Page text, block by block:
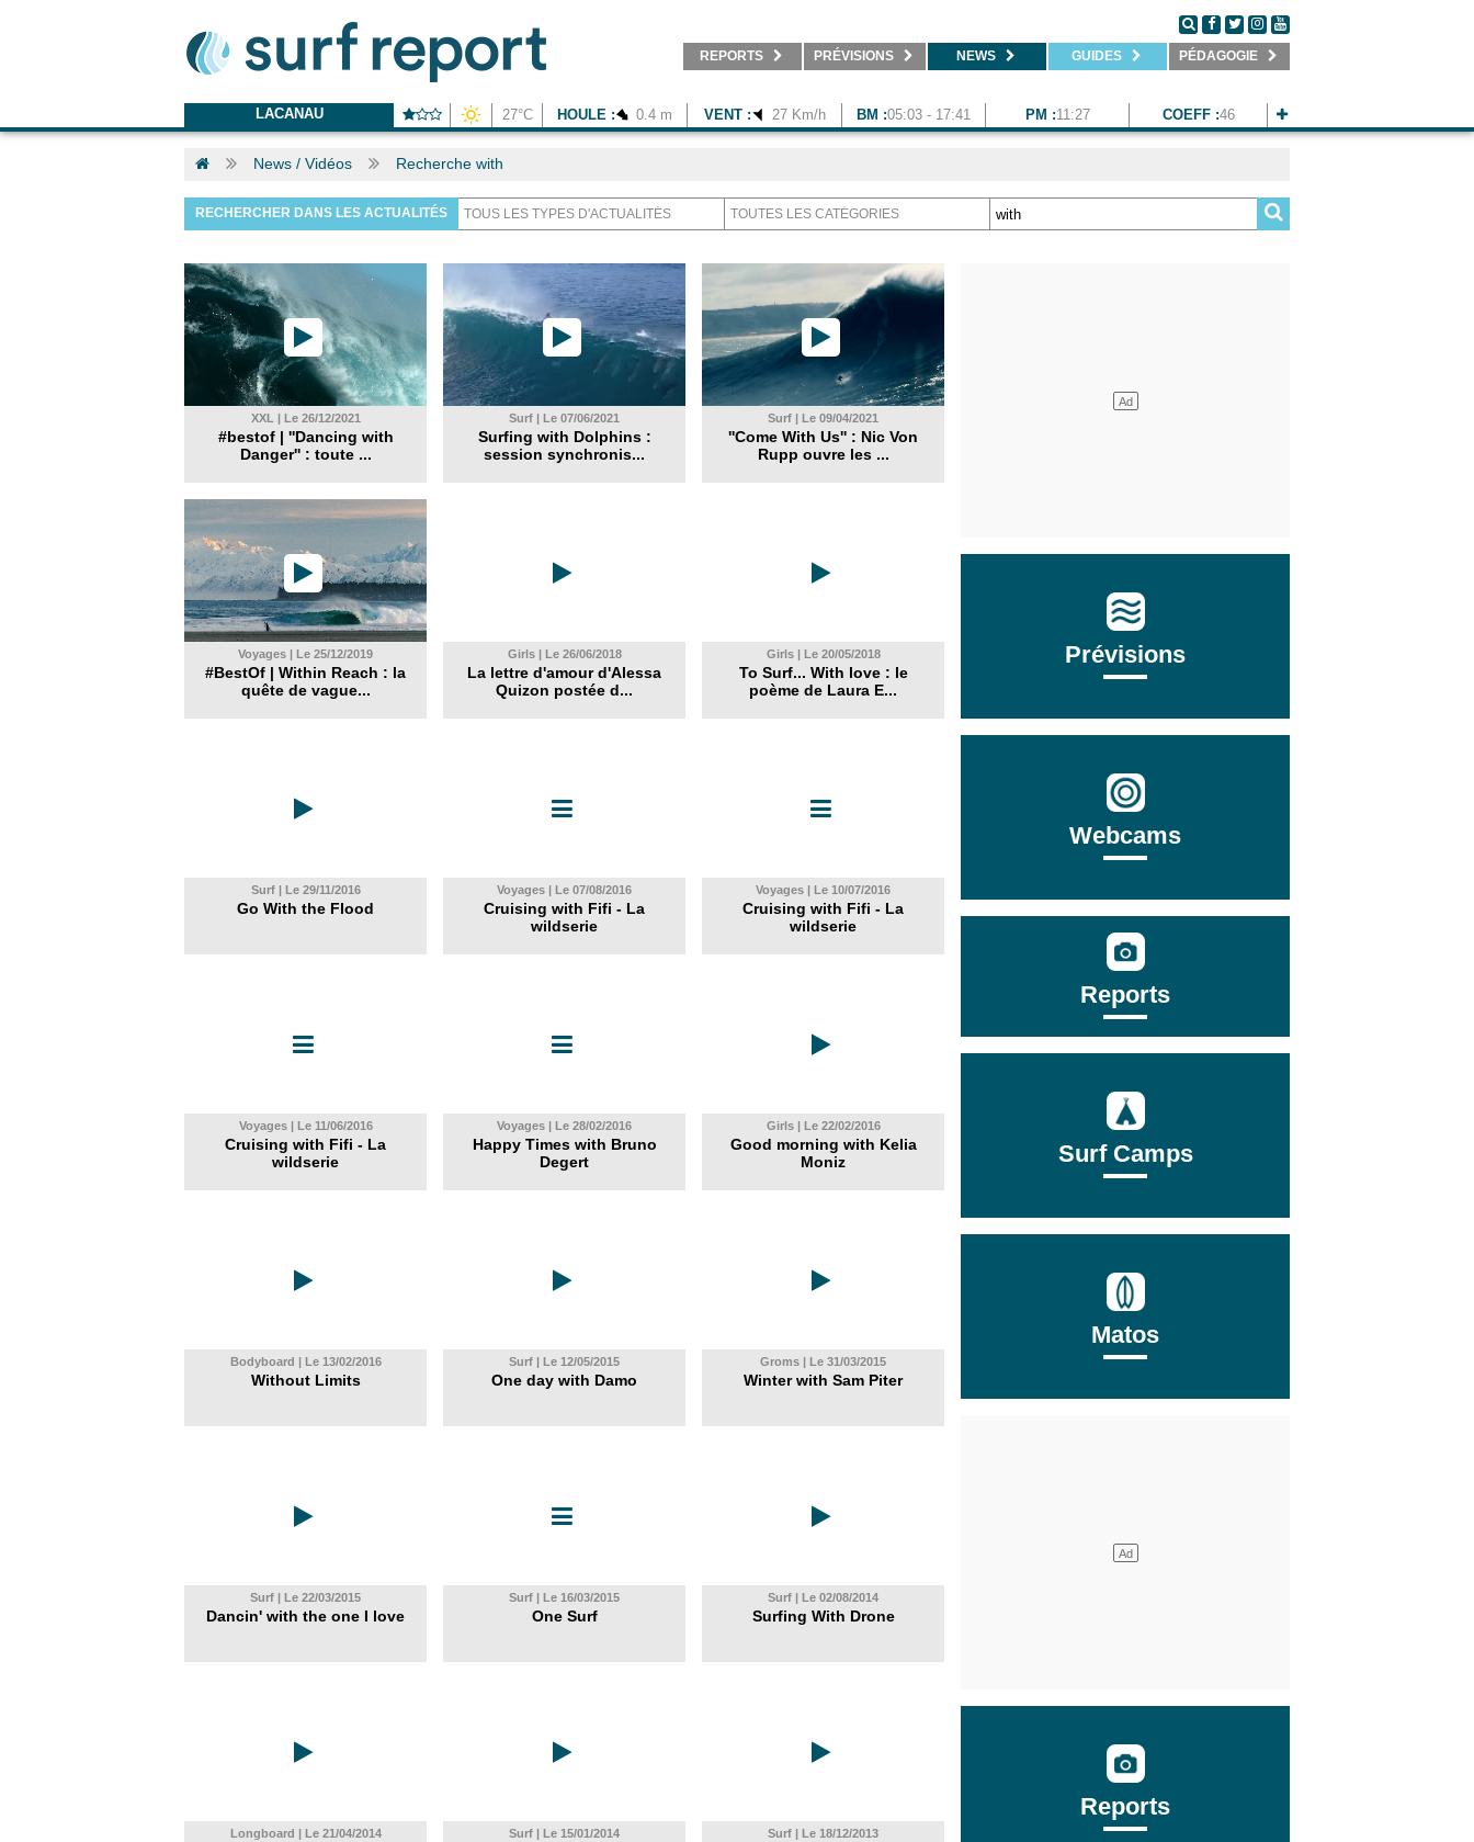
REPORTS PRÉVISIONS NEWS GUIDES PÉDAGOGIE
LACANAU 27°C HOULE : 0.4 m VENT : 27 Km/h BM :05:03 - 17:41 PM :11:27 COEFF :46
News / Vidéos Recherche with
RECHERCHER DANS LES ACTUALITÉS
XXL | Le 26/12/2021
#bestof | ''Dancing with
Danger'' : toute ...
Surf | Le 07/06/2021
Surfing with Dolphins :
session synchronis...
Surf | Le 09/04/2021
''Come With Us'' : Nic Von
Rupp ouvre les ...
Voyages | Le 25/12/2019
#BestOf | Within Reach : la
quête de vague...
Girls | Le 26/06/2018
La lettre d'amour d'Alessa
Quizon postée d...
Girls | Le 20/05/2018
To Surf... With love : le
poème de Laura E...
Surf | Le 29/11/2016
Go With the Flood
Voyages | Le 07/08/2016
Cruising with Fifi - La
wildserie
Voyages | Le 10/07/2016
Cruising with Fifi - La
wildserie
Voyages | Le 11/06/2016
Cruising with Fifi - La
wildserie
Voyages | Le 28/02/2016
Happy Times with Bruno
Degert
Girls | Le 22/02/2016
Good morning with Kelia
Moniz
Bodyboard | Le 13/02/2016
Without Limits
Surf | Le 12/05/2015
One day with Damo
Groms | Le 31/03/2015
Winter with Sam Piter
Surf | Le 22/03/2015
Dancin' with the one I love
Surf | Le 16/03/2015
One Surf
Surf | Le 02/08/2014
Surfing With Drone
Longboard | Le 21/04/2014 Surf | Le 15/01/2014 Surf | Le 18/12/2013
Prévisions
Webcams
Reports
Surf Camps
Matos
Reports